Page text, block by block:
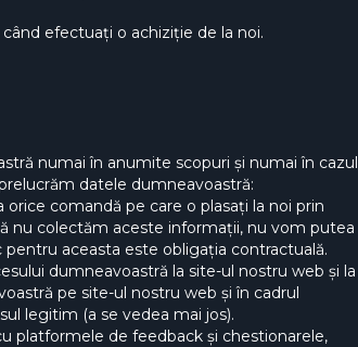
efectuați o achiziție de la noi.
numai în anumite scopuri și numai în cazul
datele dumneavoastră:
comandă pe care o plasați la noi prin
nu colectăm aceste informații, nu vom putea
aceasta este obligația contractuală.
dumneavoastră la site-ul nostru web și la
pe site-ul nostru web și în cadrul
legitim (a se vedea mai jos).
platformele de feedback și chestionarele,